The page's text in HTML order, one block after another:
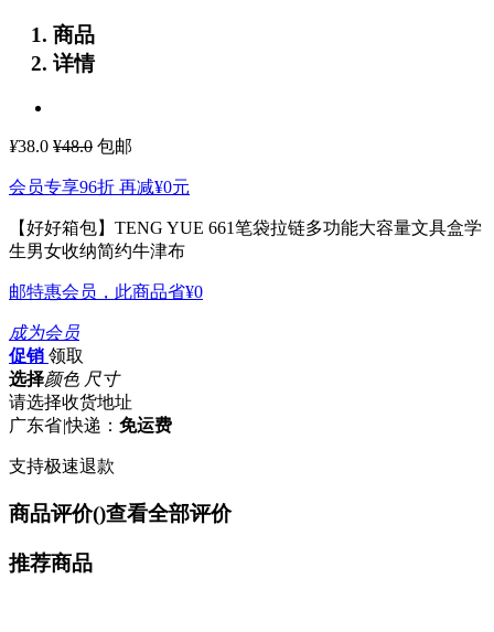
商品
详情
¥38.0 ¥48.0 包邮
会员专享96折 再减¥0元
【好好箱包】TENG YUE 661笔袋拉链多功能大容量文具盒学
生男女收纳简约牛津布
邮特惠会员，此商品省¥0
成为会员
促销 领取
选择颜色 尺寸
请选择收货地址
广东省|快递： 免运费
支持极速退款
商品评价()查看全部评价
推荐商品